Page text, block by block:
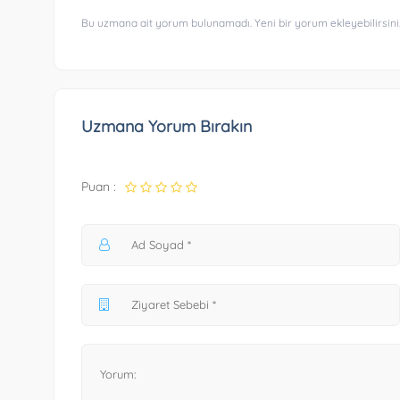
Bu uzmana ait yorum bulunamadı. Yeni bir yorum
Uzmana Yorum Bırakın
Puan :